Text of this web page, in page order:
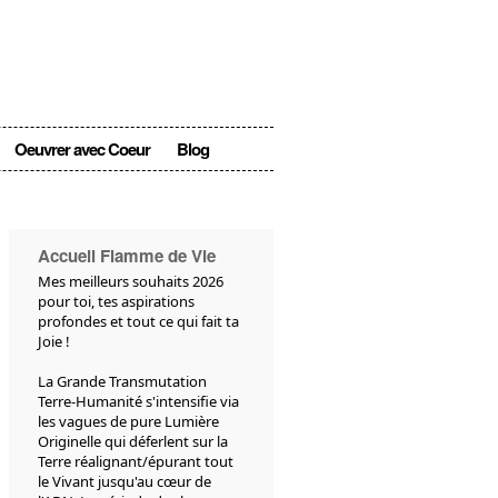
Oeuvrer avec Coeur Blog
Accueil Flamme de Vie
Mes meilleurs souhaits 2026
pour toi, tes aspirations
profondes et tout ce qui fait ta
Joie !
La Grande Transmutation
Terre-Humanité s'intensifie via
les vagues de pure Lumière
Originelle qui déferlent sur la
Terre réalignant/épurant tout
le Vivant jusqu'au cœur de